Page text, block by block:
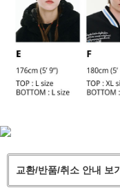
교환/반품/취소 안내 보기